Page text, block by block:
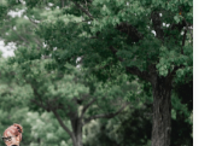
げます
さや色合いを丁寧に調
れで洗練された仕上がり